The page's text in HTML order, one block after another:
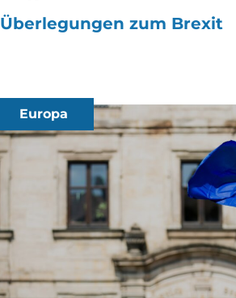
Überlegungen zum Brexit
Europa